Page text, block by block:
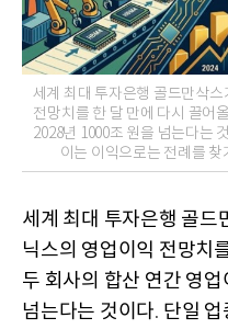
세계 최대 투자은행 골드만삭
전망치를 한 달 만에 다시 끌어
2028년 1000조 원을 넘는다는
이는 이익으로는 전례를
세계 최대 투자은행 골드
닉스의 영업이익 전망치
두 회사의 합산 연간 영업
넘는다는 것이다. 단일